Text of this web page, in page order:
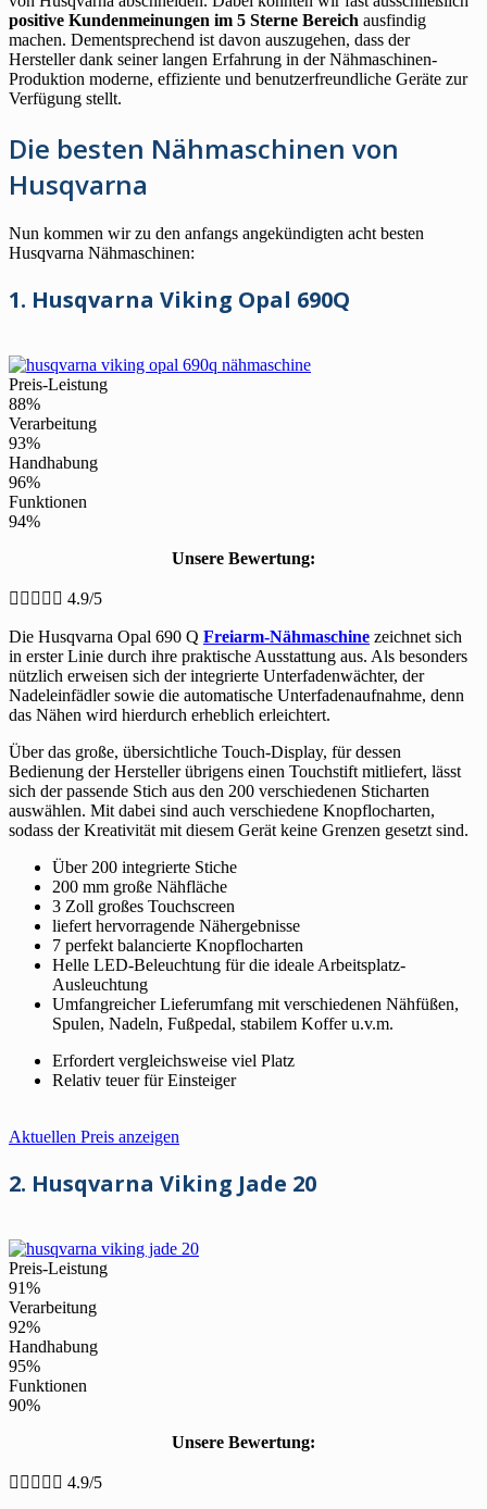
positive Kundenmeinungen im 5 Sterne Bereich ausfindig
machen. Dementsprechend ist davon auszugehen, dass der
Hersteller dank seiner langen Erfahrung in der Nähmaschinen-
Produktion moderne, effiziente und benutzerfreundliche Geräte zur
Verfügung stellt.
Die besten Nähmaschinen von
Husqvarna
Nun kommen wir zu den anfangs angekündigten acht besten
Husqvarna Nähmaschinen:
1. Husqvarna Viking Opal 690Q
Preis-Leistung
88%
Verarbeitung
93%
Handhabung
96%
Funktionen
94%
Unsere Bewertung:
     4.9/5
Die Husqvarna Opal 690 Q Freiarm-Nähmaschine zeichnet sich
in erster Linie durch ihre praktische Ausstattung aus. Als besonders
nützlich erweisen sich der integrierte Unterfadenwächter, der
Nadeleinfädler sowie die automatische Unterfadenaufnahme, denn
das Nähen wird hierdurch erheblich erleichtert.
Über das große, übersichtliche Touch-Display, für dessen
Bedienung der Hersteller übrigens einen Touchstift mitliefert, lässt
sich der passende Stich aus den 200 verschiedenen Sticharten
auswählen. Mit dabei sind auch verschiedene Knopflocharten,
sodass der Kreativität mit diesem Gerät keine Grenzen gesetzt sind.
Über 200 integrierte Stiche
200 mm große Nähfläche
3 Zoll großes Touchscreen
liefert hervorragende Nähergebnisse
7 perfekt balancierte Knopflocharten
Helle LED-Beleuchtung für die ideale Arbeitsplatz-
Ausleuchtung
Umfangreicher Lieferumfang mit verschiedenen Nähfüßen,
Spulen, Nadeln, Fußpedal, stabilem Koffer u.v.m.
Erfordert vergleichsweise viel Platz
Relativ teuer für Einsteiger
Aktuellen Preis anzeigen
2. Husqvarna Viking Jade 20
Preis-Leistung
91%
Verarbeitung
92%
Handhabung
95%
Funktionen
90%
Unsere Bewertung:
     4.9/5